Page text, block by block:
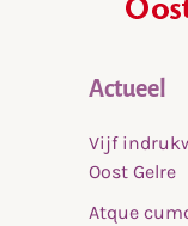
Actueel
Vijf
Oost Gelre
Atque